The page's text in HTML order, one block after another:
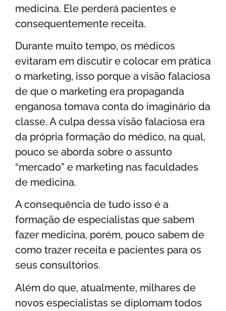
medicina. Ele perderá pacientes e
consequentemente receita.
Durante muito tempo, os médicos
evitaram em discutir e colocar em prática
o marketing, isso porque a visão falaciosa
de que o marketing era propaganda
enganosa tomava conta do imaginário da
classe. A culpa dessa visão falaciosa era
da própria formação do médico, na qual,
pouco se aborda sobre o assunto
“mercado” e marketing nas faculdades
de medicina.
A consequência de tudo isso é a
formação de especialistas que sabem
fazer medicina, porém, pouco sabem de
como trazer receita e pacientes para os
seus consultórios.
Além do que, atualmente, milhares de
novos especialistas se diplomam todos